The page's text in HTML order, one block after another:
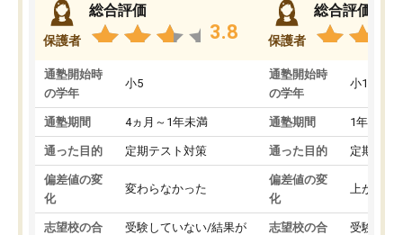
保護者
総合評価
3.8
通塾開始時
の学年
小5
通塾期間 4ヵ月～1年未満
通った目的 定期テスト対策
偏差値の変
化
変わらなかった
志望校の合
受験していない/結果が
保護者
総合評価
通塾開始時
の学年
小1
通塾期間 1年以上
通った目的 定期テス
偏差値の変
化
上がった
志望校の合
受験して